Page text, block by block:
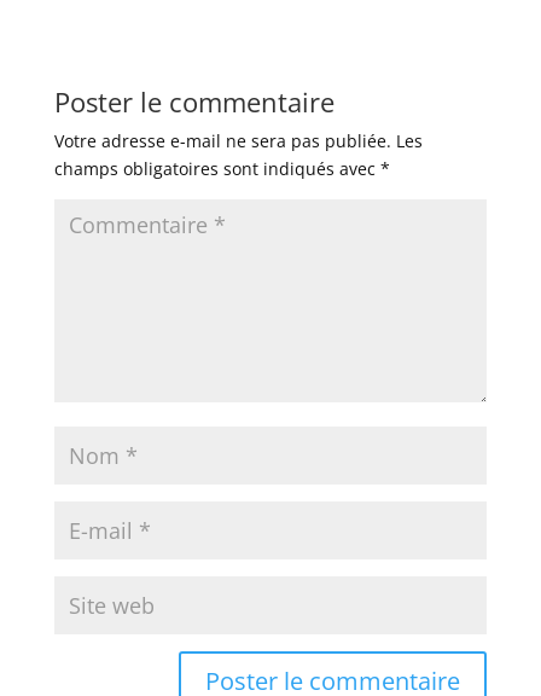
Poster le commentaire
Votre adresse e-mail ne sera pas publiée. Les
champs obligatoires sont indiqués avec *